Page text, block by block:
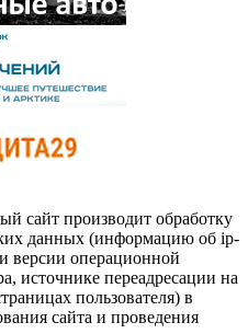
сайт производит обработку
данных (информацию об ip-
версии операционной
источнике переадресации на
пользователя) в
сайта и проведения